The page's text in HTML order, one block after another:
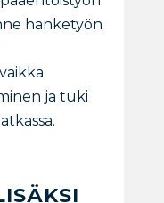
hanketyön
ja tuki